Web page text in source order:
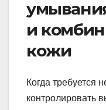
и
кожи
Когда требуется
контролировать